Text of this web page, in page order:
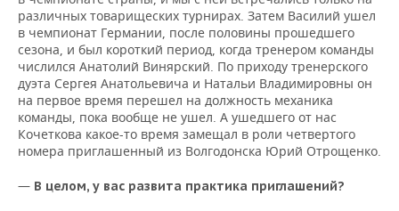
различных товарищеских турнирах. Затем Василий ушел
в чемпионат Германии, после половины прошедшего
сезона, и был короткий период, когда тренером команды
числился Анатолий Винярский. По приходу тренерского
дуэта Сергея Анатольевича и Натальи Владимировны он
на первое время перешел на должность механика
команды, пока вообще не ушел. А ушедшего от нас
Кочеткова какое-то время замещал в роли четвертого
номера приглашенный из Волгодонска Юрий Отрощенко.
— В целом, у вас развита практика приглашений?